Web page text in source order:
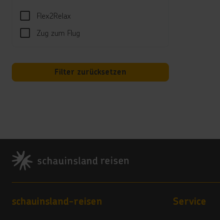
Flex2Relax
Zug zum Flug
Filter zurücksetzen
Footer
Footer navigation
schauinsland-reisen Service